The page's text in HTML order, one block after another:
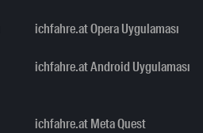
ichfahre.at Opera Uygulaması
ichfahre.at Android Uygulaması
ichfahre.at Meta Quest